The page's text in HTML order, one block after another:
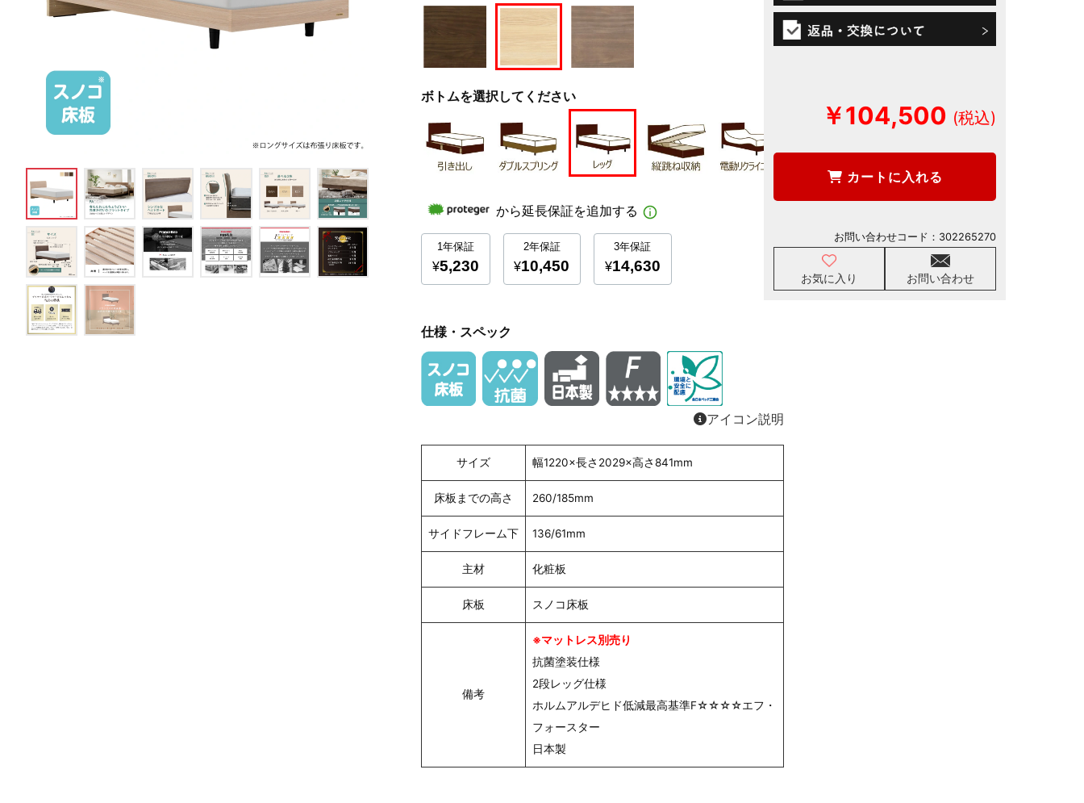
ボトムを選択してください
仕様・スペック
アイコン説明
サイズ 幅1220×長さ2029×高さ841mm
床板までの高さ 260/185mm
サイドフレーム下 136/61mm
主材 化粧板
床板 スノコ床板
備考
※マットレス別売り
抗菌塗装仕様
2段レッグ仕様
ホルムアルデヒド低減最高基準F☆☆☆☆エフ・
フォースター
日本製
￥104,500
カートに入れる
お気に入り お問い合わせ
お問い合わせコード： 302265270